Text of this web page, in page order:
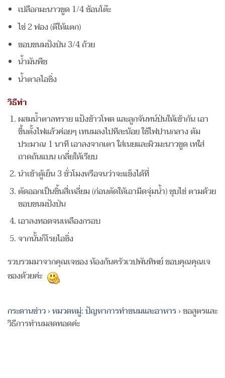
เปลือกมะนาวขูด 1/4 ช้อนโต๊ะ
ไข่ 2 ฟอง (ตีให้แตก)
ขอบขนมปังป่น 3/4 ถ้วย
น้ำมันพืช
น้ำตาลไอซิ่ง
วิธีทำ
ผสมน้ำตาลทราย แป้งข้าวโพด และลูกจันทน์ป่นให้เข้ากัน เอา
ขึ้นตั้งไฟแล้วค่อยๆ เทนมลงไปทีละน้อย ใช้ไฟปานกลาง ต้ม
ประมาณ 1 นาที เอาลงจากเตา ใส่เนยและผิวมะนาวขูด เทใส่
ถาดถ้นแบน เกลี่ยให้เรียบ
นำเข้าตู้เย็น 3 ชั่วโมงหรือจนว่าจะแข็งได้ที่
ตัดออกเป็นชิ้นสี่เหลี่ยม (ก่อนตัดให้เอามีดจุ่มน้ำ) ชุบไข่ ตามด้วย
ขอบขนมปังป่น
เอาลงทอดจนเหลืองกรอบ
จากนั้นก็โรยไอซิ่ง
รวบรวมมาจากคุณเจซอง ห้องก้นครัวเวปพันทิพย์ ขอบคุณคุณเจ
ซองด้วยค่ะ
กระดานข่าว›หมวดหมู่: ปัญหาการทำขนมและอาหาร›ขอสูตรและ
วิธีการทำนมสดทอดค่ะ